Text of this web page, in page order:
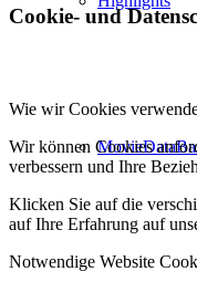
Cookie- und
Wie wir Cookies
Wir können Cookies
verbessern und Ihre
Klicken Sie auf die
auf Ihre Erfahrung auf
Notwendige Website